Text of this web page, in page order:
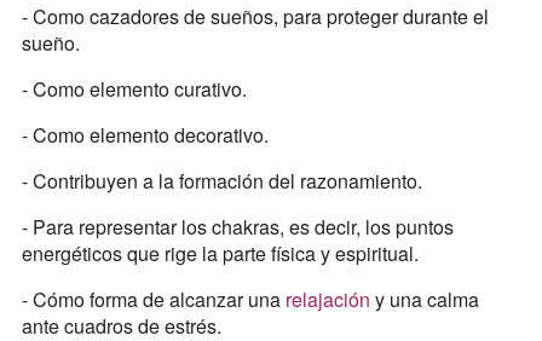
- Como cazadores de sueños, para proteger durante el
sueño.
- Como elemento curativo.
- Como elemento decorativo.
- Contribuyen a la formación del razonamiento.
- Para representar los chakras, es decir, los puntos
energéticos que rige la parte física y espiritual.
- Cómo forma de alcanzar una relajación y una calma
ante cuadros de estrés.